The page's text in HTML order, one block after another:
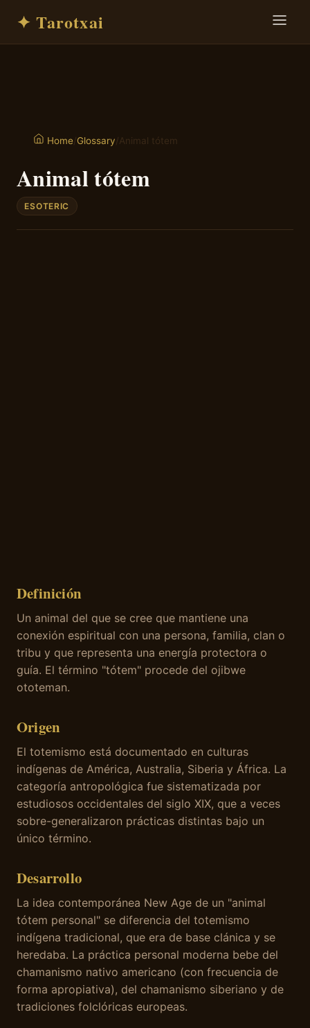
✦ Tarotxai
Home/Glossary/Animal tótem
Animal tótem
ESOTERIC
Definición
Un animal del que se cree que mantiene una
conexión espiritual con una persona, familia, clan o
tribu y que representa una energía protectora o
guía. El término "tótem" procede del ojibwe
ototeman.
Origen
El totemismo está documentado en culturas
indígenas de América, Australia, Siberia y África. La
categoría antropológica fue sistematizada por
estudiosos occidentales del siglo XIX, que a veces
sobre-generalizaron prácticas distintas bajo un
único término.
Desarrollo
La idea contemporánea New Age de un "animal
tótem personal" se diferencia del totemismo
indígena tradicional, que era de base clánica y se
heredaba. La práctica personal moderna bebe del
chamanismo nativo americano (con frecuencia de
forma apropiativa), del chamanismo siberiano y de
tradiciones folclóricas europeas.